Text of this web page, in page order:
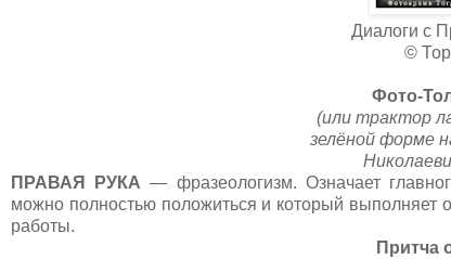
Диалоги с
©
Фото-
(или трактор
зелёной форме
ПРАВАЯ РУКА — фразеологизм. Означает
можно полностью положиться и который выполняет
работы.
Притча